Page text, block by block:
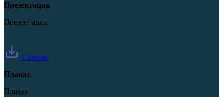
Презентация
Презентация
Скачать
Плакат
Плакат